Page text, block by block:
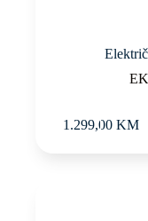
1.299,00 KM